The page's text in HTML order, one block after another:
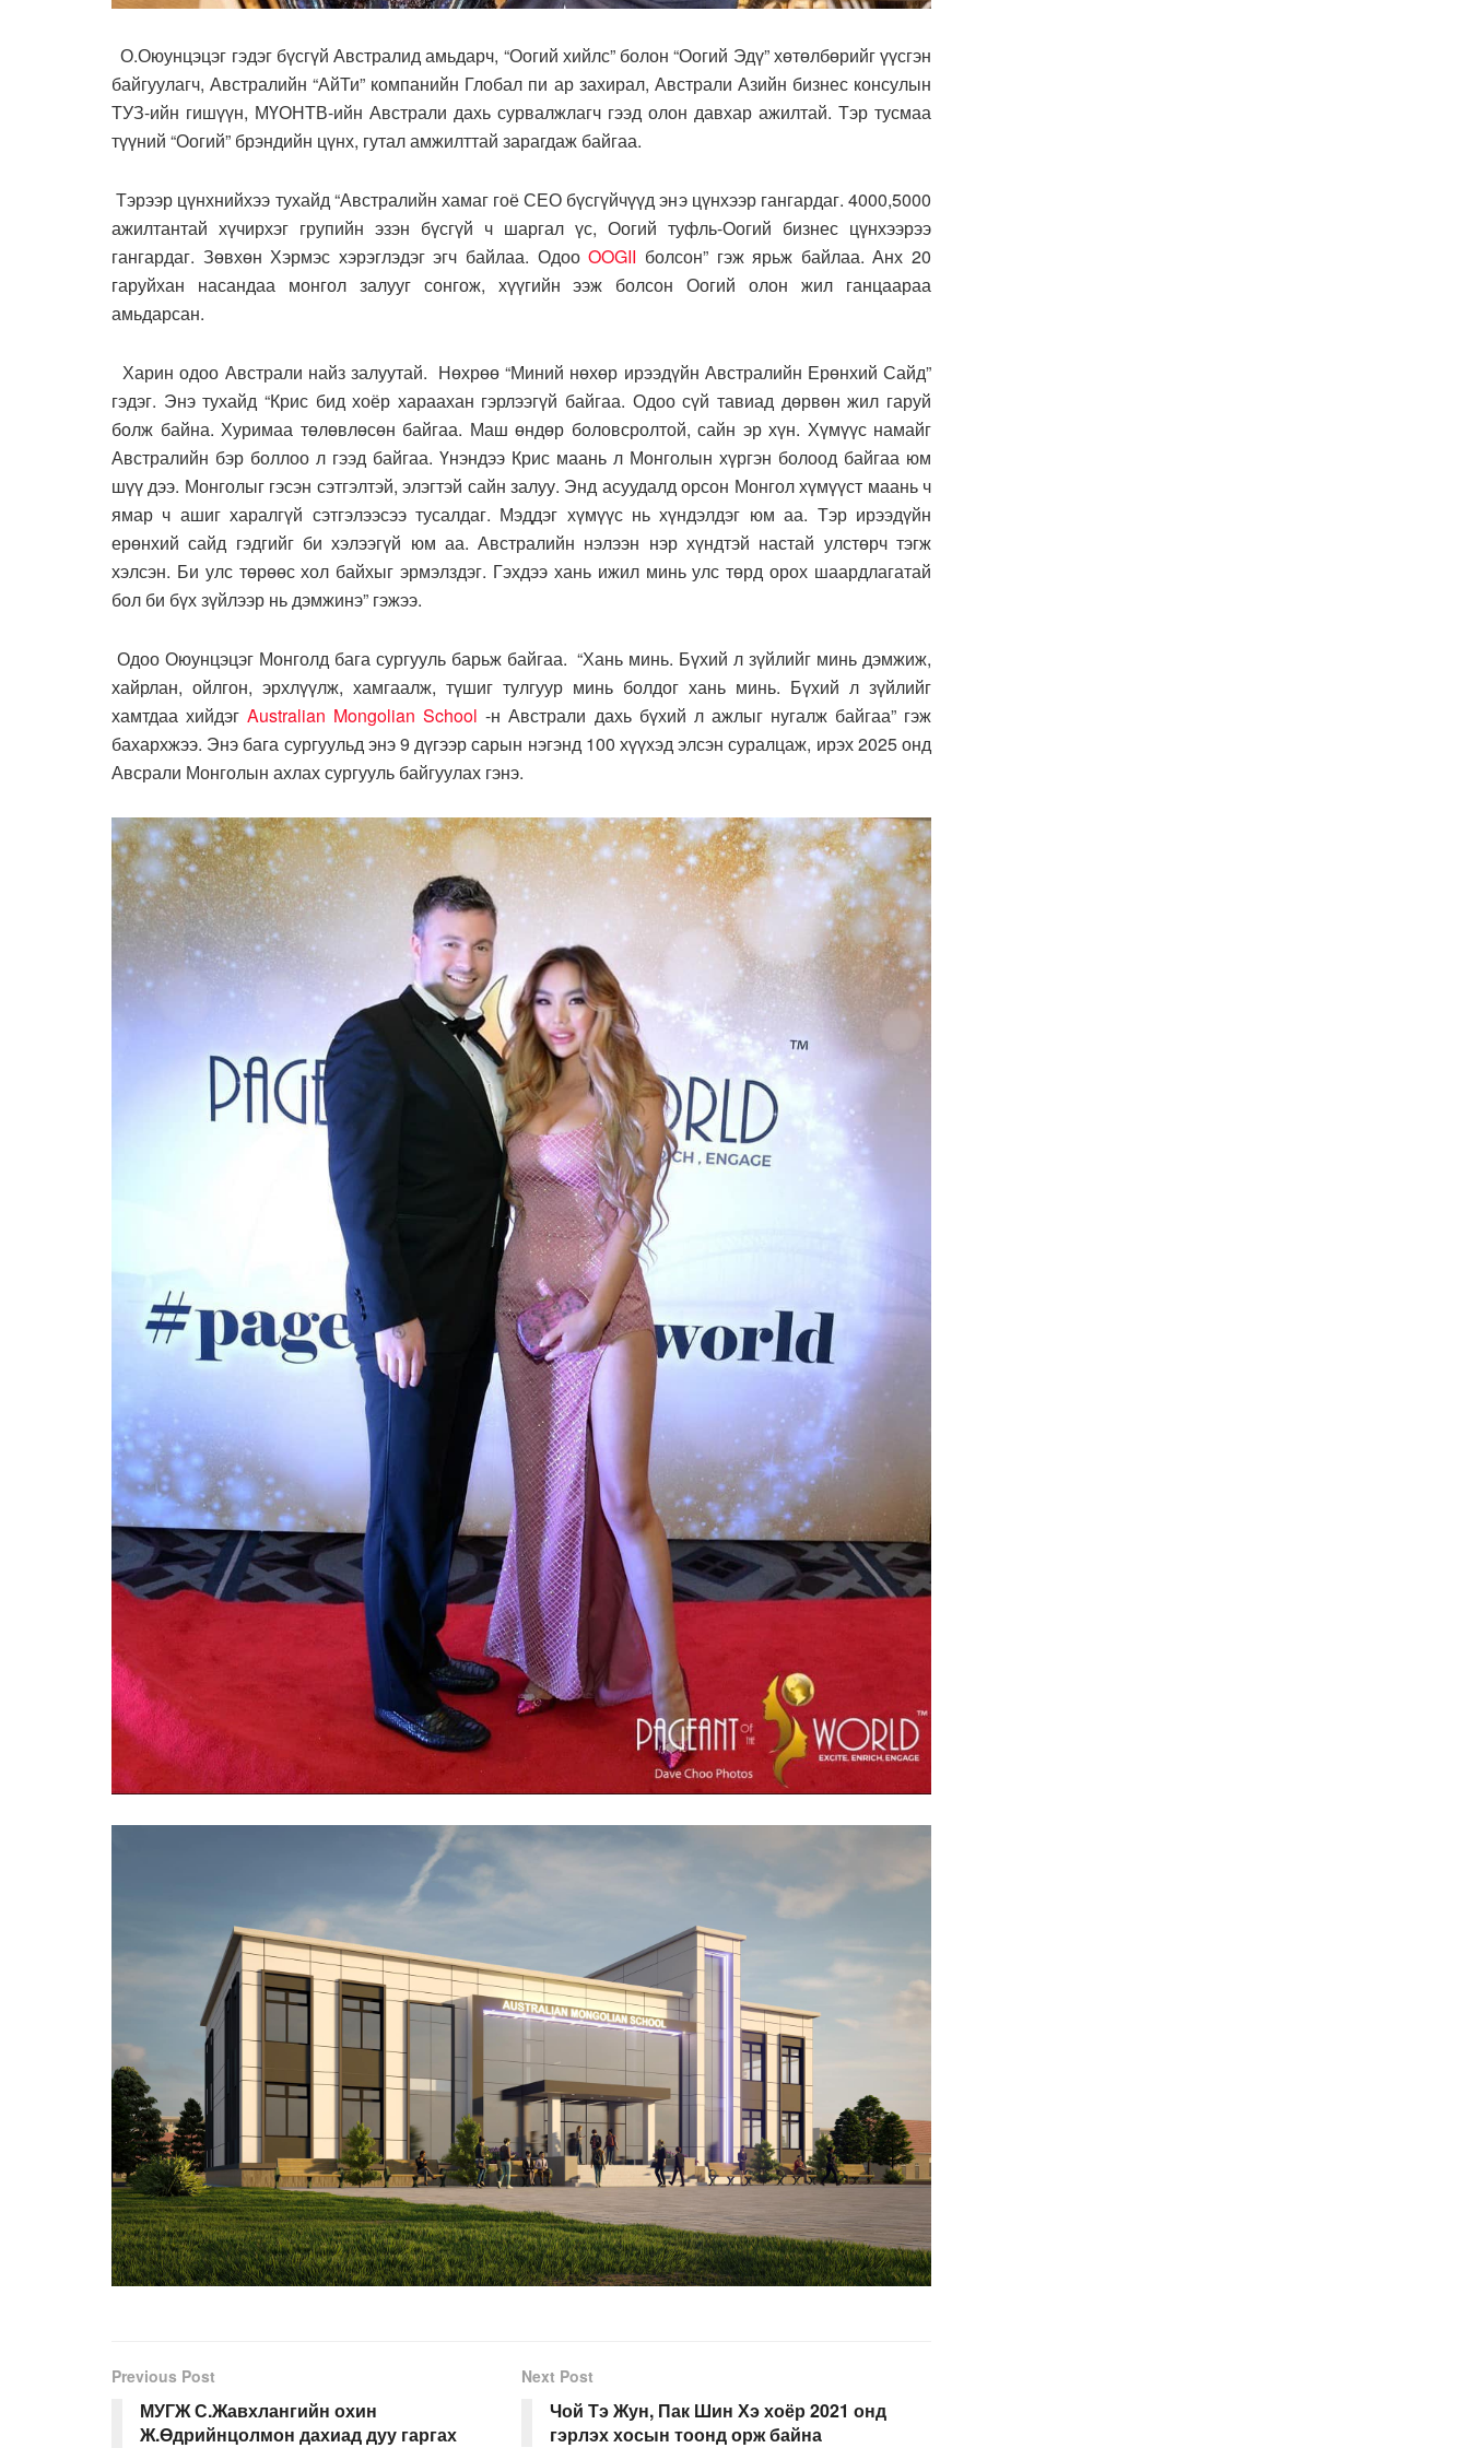
О.Оюунцэцэг гэдэг бүсгүй Австралид амьдарч, “Оогий хийлс” болон “Оогий Эдү” хөтөлбөрийг үүсгэн
байгуулагч, Австралийн “АйТи” компанийн Глобал пи ар захирал, Австрали Азийн бизнес консулын
ТУЗ-ийн гишүүн, МҮОНТВ-ийн Австрали дахь сурвалжлагч гээд олон давхар ажилтай. Тэр тусмаа
түүний “Оогий” брэндийн цүнх, гутал амжилттай зарагдаж байгаа.
Тэрээр цүнхнийхээ тухайд “Австралийн хамаг гоё СЕО бүсгүйчүүд энэ цүнхээр гангардаг. 4000,5000
ажилтантай хүчирхэг групийн эзэн бүсгүй ч шаргал үс, Оогий туфль-Оогий бизнес цүнхээрээ
гангардаг. Зөвхөн Хэрмэс хэрэглэдэг эгч байлаа. ОдооOOGII болсон” гэж ярьж байлаа. Анх 20
гаруйхан насандаа монгол залууг сонгож, хүүгийн ээж болсон Оогий олон жил ганцаараа
амьдарсан.
Харин одоо Австрали найз залуутай. Нөхрөө “Миний нөхөр ирээдүйн Австралийн Ерөнхий Сайд”
гэдэг. Энэ тухайд “Крис бид хоёр хараахан гэрлээгүй байгаа. Одоо сүй тавиад дөрвөн жил гаруй
болж байна. Хуримаа төлөвлөсөн байгаа. Маш өндөр боловсролтой, сайн эр хүн. Хүмүүс намайг
Австралийн бэр боллоо л гээд байгаа. Үнэндээ Крис маань л Монголын хүргэн болоод байгаа юм
шүү дээ. Монголыг гэсэн сэтгэлтэй, элэгтэй сайн залуу. Энд асуудалд орсон Монгол хүмүүст маань ч
ямар ч ашиг харалгүй сэтгэлээсээ тусалдаг. Мэддэг хүмүүс нь хүндэлдэг юм аа. Тэр ирээдүйн
ерөнхий сайд гэдгийг би хэлээгүй юм аа. Австралийн нэлээн нэр хүндтэй настай улстөрч тэгж
хэлсэн. Би улс төрөөс хол байхыг эрмэлздэг. Гэхдээ хань ижил минь улс төрд орох шаардлагатай
бол би бүх зүйлээр нь дэмжинэ” гэжээ.
Одоо Оюунцэцэг Монголд бага сургууль барьж байгаа. “Хань минь. Бүхий л зүйлийг минь дэмжиж,
хайрлан, ойлгон, эрхлүүлж, хамгаалж, түшиг тулгуур минь болдог хань минь. Бүхий л зүйлийг
хамтдаа хийдэгAustralian Mongolian School -н Австрали дахь бүхий л ажлыг нугалж байгаа” гэж
бахархжээ. Энэ бага сургуульд энэ 9 дүгээр сарын нэгэнд 100 хүүхэд элсэн суралцаж, ирэх 2025 онд
Авсрали Монголын ахлах сургууль байгуулах гэнэ.
Previous Post
МУГЖ С.Жавхлангийн охин
Ж.Өдрийнцолмон дахиад дуу гаргах
Next Post
Чой Тэ Жун, Пак Шин Хэ хоёр 2021 онд
гэрлэх хосын тоонд орж байна